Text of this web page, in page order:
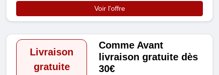
Voir l'offre
Livraison
gratuite
Comme Avant
livraison gratuite dès
30€